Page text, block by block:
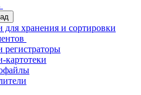
для хранения и сортировки
регистраторы
картотеки